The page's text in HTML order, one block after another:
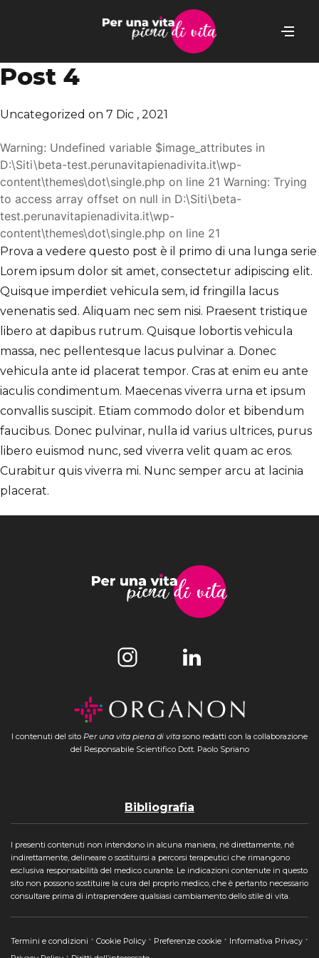
Post 4
Uncategorized on 7 Dic , 2021
Warning: Undefined variable $image_attributes in
D:\Siti\beta-test.perunavitapienadivita.it\wp-
content\themes\dot\single.php on line 21 Warning: Trying
to access array offset on null in D:\Siti\beta-
test.perunavitapienadivita.it\wp-
content\themes\dot\single.php on line 21
Prova a vedere questo post è il primo di una lunga serie
Lorem ipsum dolor sit amet, consectetur adipiscing elit.
Quisque imperdiet vehicula sem, id fringilla lacus
venenatis sed. Aliquam nec sem nisi. Praesent tristique
libero at dapibus rutrum. Quisque lobortis vehicula
massa, nec pellentesque lacus pulvinar a. Donec
vehicula ante id placerat tempor. Cras at enim eu ante
iaculis condimentum. Maecenas viverra urna et ipsum
convallis suscipit. Etiam commodo dolor et bibendum
faucibus. Donec pulvinar, nulla id varius ultrices, purus
libero euismod nunc, sed viverra velit quam ac eros.
Curabitur quis viverra mi. Nunc semper arcu at lacinia
placerat.
I contenuti del sito Per una vita piena di vita sono redatti con la collaborazione
del Responsabile Scientifico Dott. Paolo Spriano
Bibliografia
I presenti contenuti non intendono in alcuna maniera, né direttamente, né
indirettamente, delineare o sostituirsi a percorsi terapeutici che rimangono
esclusiva responsabilità del medico curante. Le indicazioni contenute in questo
sito non possono sostituire la cura del proprio medico, che è pertanto necessario
consultare prima di intraprendere qualsiasi cambiamento dello stile di vita.
Termini e condizioni Cookie Policy Preferenze cookie
Informativa Privacy